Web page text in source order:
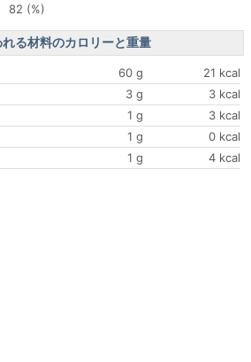
82 (%)
る材料のカロリーと重量
60 g
21 kcal
3 g
3 kcal
1 g
3 kcal
1 g
0 kcal
1 g 4 kcal